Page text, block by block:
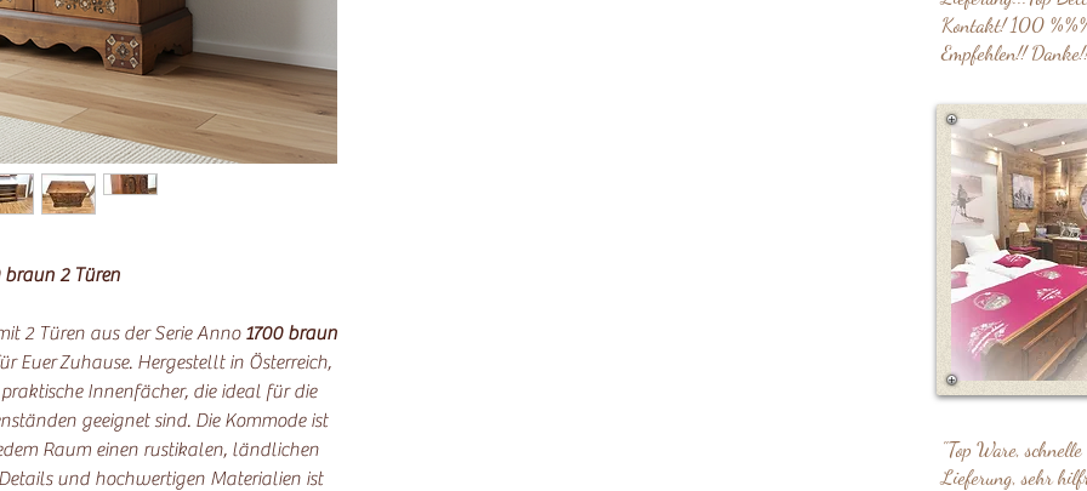
braun 2 Türen
2 Türen aus der Serie Anno1700 braun
Euer Zuhause. Hergestellt in Österreich,
Innenfächer, die ideal für die
geeignet sind. Die Kommode ist
Raum einen rustikalen, ländlichen
und hochwertigen Materialien ist
"Top Ware, schnelle
Lieferung, sehr
Kontakt! 100
Empfehlen!!